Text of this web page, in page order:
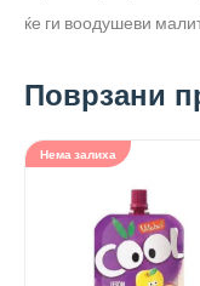
ќе ги воодушеви
Поврзани
Нема залиха